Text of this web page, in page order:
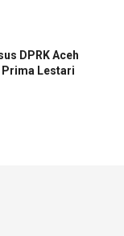
DPRK Aceh
Prima Lestari